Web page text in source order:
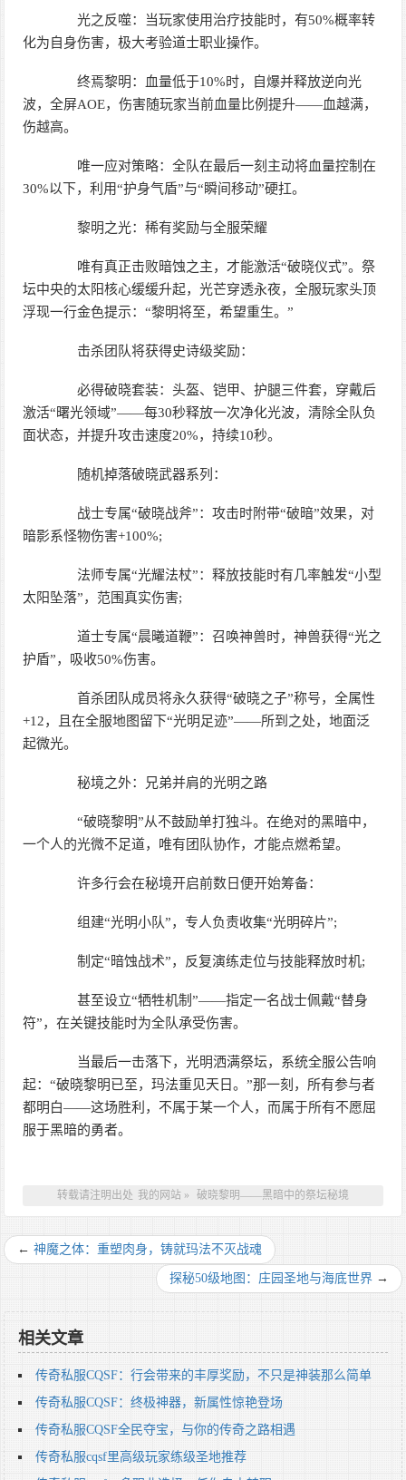
光之反噬：当玩家使用治疗技能时，有50%概率转
化为自身伤害，极大考验道士职业操作。
终焉黎明：血量低于10%时，自爆并释放逆向光
波，全屏AOE，伤害随玩家当前血量比例提升——血越满，
伤越高。
唯一应对策略：全队在最后一刻主动将血量控制在
30%以下，利用“护身气盾”与“瞬间移动”硬扛。
黎明之光：稀有奖励与全服荣耀
唯有真正击败暗蚀之主，才能激活“破晓仪式”。祭
坛中央的太阳核心缓缓升起，光芒穿透永夜，全服玩家头顶
浮现一行金色提示：“黎明将至，希望重生。”
击杀团队将获得史诗级奖励：
必得破晓套装：头盔、铠甲、护腿三件套，穿戴后
激活“曙光领域”——每30秒释放一次净化光波，清除全队负
面状态，并提升攻击速度20%，持续10秒。
随机掉落破晓武器系列：
战士专属“破晓战斧”：攻击时附带“破暗”效果，对
暗影系怪物伤害+100%;
法师专属“光耀法杖”：释放技能时有几率触发“小型
太阳坠落”，范围真实伤害;
道士专属“晨曦道鞭”：召唤神兽时，神兽获得“光之
护盾”，吸收50%伤害。
首杀团队成员将永久获得“破晓之子”称号，全属性
+12，且在全服地图留下“光明足迹”——所到之处，地面泛
起微光。
秘境之外：兄弟并肩的光明之路
“破晓黎明”从不鼓励单打独斗。在绝对的黑暗中，
一个人的光微不足道，唯有团队协作，才能点燃希望。
许多行会在秘境开启前数日便开始筹备：
组建“光明小队”，专人负责收集“光明碎片”;
制定“暗蚀战术”，反复演练走位与技能释放时机;
甚至设立“牺牲机制”——指定一名战士佩戴“替身
符”，在关键技能时为全队承受伤害。
当最后一击落下，光明洒满祭坛，系统全服公告响
起：“破晓黎明已至，玛法重见天日。”那一刻，所有参与者
都明白——这场胜利，不属于某一个人，而属于所有不愿屈
服于黑暗的勇者。
转载请注明出处 我的网站 » 破晓黎明——黑暗中的祭坛秘境
←神魔之体：重塑肉身，铸就玛法不灭战魂
探秘50级地图：庄园圣地与海底世界→
相关文章
传奇私服CQSF：行会带来的丰厚奖励，不只是神装那么简单
传奇私服CQSF：终极神器，新属性惊艳登场
传奇私服CQSF全民夺宝，与你的传奇之路相遇
传奇私服cqsf里高级玩家练级圣地推荐